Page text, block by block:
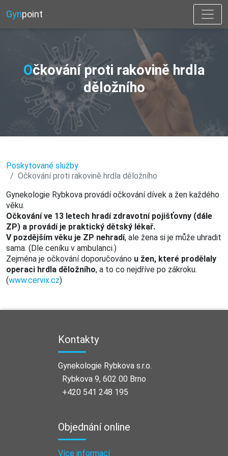
Gynpoint
Očkování proti rakovině hrdla
děložního
Poskytované služby
Očkování proti rakovině hrdla děložního
Gynekologie Rybkova provádí očkování dívek a žen každého
věku.
Očkování ve 13 letech hradí zdravotní pojišťovny (dále
ZP) a provádí je praktický dětský lékař.
V pozdějším věku je ZP nehradí, ale žena si je může uhradit
sama. (Dle ceníku v ambulanci.)
Zejména je očkování doporučováno u žen, které prodělaly
operaci hrdla děložního, a to co nejdříve po zákroku.
(www.cervix.cz)
Kontakty
Gynekologie Rybkova s.r.o.
Rybkova 9, 602 00 Brno
+420 541 248 195
Objednání online
Více informací